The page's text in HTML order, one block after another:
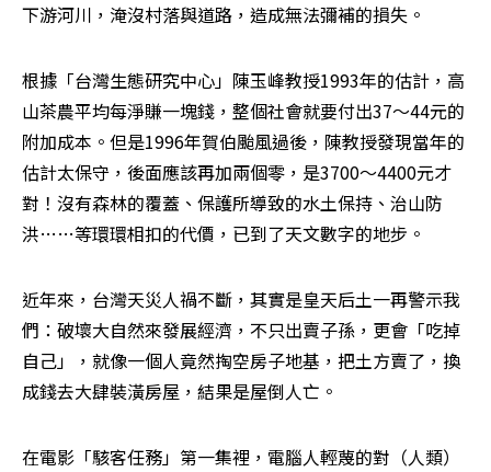
下游河川，淹沒村落與道路，造成無法彌補的損失。
根據「台灣生態研究中心」陳玉峰教授1993年的估計，高
山茶農平均每淨賺一塊錢，整個社會就要付出37～44元的
附加成本。但是1996年賀伯颱風過後，陳教授發現當年的
估計太保守，後面應該再加兩個零，是3700～4400元才
對！沒有森林的覆蓋、保護所導致的水土保持、治山防
洪……等環環相扣的代價，已到了天文數字的地步。
近年來，台灣天災人禍不斷，其實是皇天后土一再警示我
們：破壞大自然來發展經濟，不只出賣子孫，更會「吃掉
自己」，就像一個人竟然掏空房子地基，把土方賣了，換
成錢去大肆裝潢房屋，結果是屋倒人亡。
在電影「駭客任務」第一集裡，電腦人輕蔑的對（人類）